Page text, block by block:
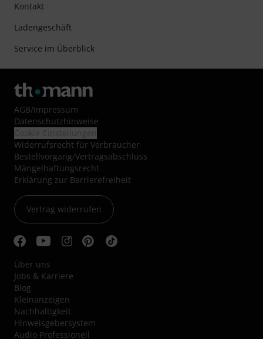
Kontakt
Ladengeschäft
Service im Überblick
AGB/Impressum
Datenschutzhinweise
Widerrufsrecht für Verbraucher
Bestellvorgang/Vertragsabschluss
Mängelhaftungsrecht
Erklärung zur Barrierefreiheit
Vertrag widerrufen
Über uns
Jobs & Karriere
Blog
Kleinanzeigen
Nachhaltigkeit
Hinweisgebersystem
Audio Professionell